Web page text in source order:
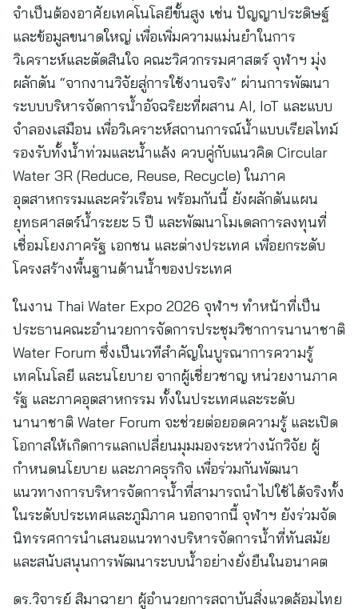
จำเป็นต้องอาศัยเทคโนโลยีขั้นสูง เช่น ปัญญาประดิษฐ์
และข้อมูลขนาดใหญ่ เพื่อเพิ่มความแม่นยำในการ
วิเคราะห์และตัดสินใจ คณะวิศวกรรมศาสตร์ จุฬาฯ มุ่ง
ผลักดัน “จากงานวิจัยสู่การใช้งานจริง” ผ่านการพัฒนา
ระบบบริหารจัดการน้ำอัจฉริยะที่ผสาน AI, IoT และแบบ
จำลองเสมือน เพื่อวิเคราะห์สถานการณ์น้ำแบบเรียลไทม์
รองรับทั้งน้ำท่วมและน้ำแล้ง ควบคู่กับแนวคิด Circular
Water 3R (Reduce, Reuse, Recycle) ในภาค
อุตสาหกรรมและครัวเรือน พร้อมกันนี้ ยังผลักดันแผน
ยุทธศาสตร์น้ำระยะ 5 ปี และพัฒนาโมเดลการลงทุนที่
เชื่อมโยงภาครัฐ เอกชน และต่างประเทศ เพื่อยกระดับ
โครงสร้างพื้นฐานด้านน้ำของประเทศ
ในงาน Thai Water Expo 2026 จุฬาฯ ทำหน้าที่เป็น
ประธานคณะอำนวยการจัดการประชุมวิชาการนานาชาติ
Water Forum ซึ่งเป็นเวทีสำคัญในบูรณาการความรู้
เทคโนโลยี และนโยบาย จากผู้เชี่ยวชาญ หน่วยงานภาค
รัฐ และภาคอุตสาหกรรม ทั้งในประเทศและระดับ
นานาชาติ Water Forum จะช่วยต่อยอดความรู้ และเปิด
โอกาสให้เกิดการแลกเปลี่ยนมุมมองระหว่างนักวิจัย ผู้
กำหนดนโยบาย และภาคธุรกิจ เพื่อร่วมกันพัฒนา
แนวทางการบริหารจัดการน้ำที่สามารถนำไปใช้ได้จริงทั้ง
ในระดับประเทศและภูมิภาค นอกจากนี้ จุฬาฯ ยังร่วมจัด
นิทรรศการนำเสนอแนวทางบริหารจัดการน้ำที่ทันสมัย
และสนับสนุนการพัฒนาระบบน้ำอย่างยั่งยืนในอนาคต
ดร.วิจารย์ สิมาฉายา ผู้อำนวยการสถาบันสิ่งแวดล้อมไทย